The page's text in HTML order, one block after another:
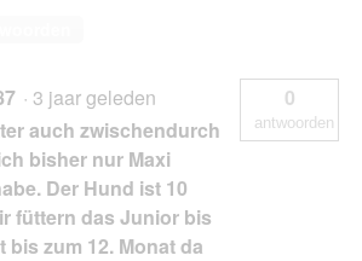
· 3 jaar geleden
auch zwischendurch
bisher nur Maxi
Der Hund ist 10
füttern das Junior bis
bis zum 12. Monat da
0
antwoorden